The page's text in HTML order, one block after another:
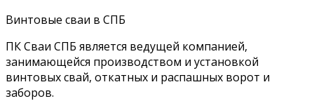
Винтовые сваи в СПБ
ПК Сваи СПБ является ведущей компанией,
занимающейся производством и установкой
винтовых свай, откатных и распашных ворот и
заборов.